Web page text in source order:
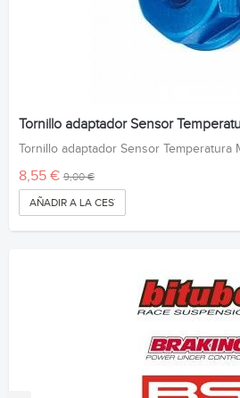
Tornillo adaptador Sensor
Tornillo adaptador Sensor Temperatura
8,55 € 9,00 €
AÑADIR A LA CESTA